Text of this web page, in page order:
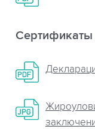
Сертификаты